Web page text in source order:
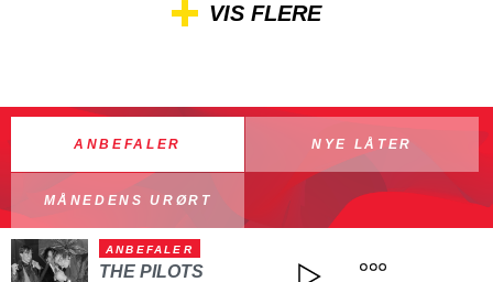
VIS FLERE
ANBEFALER NYE LÅTER
MÅNEDENS URØRT
ANBEFALER
THE PILOTS